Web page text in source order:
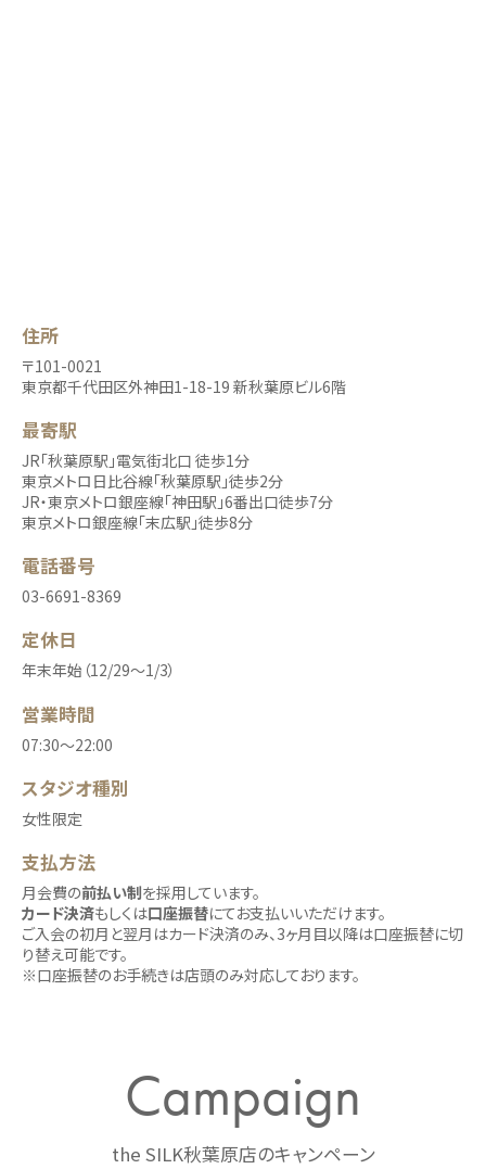
住所
〒101-0021
東京都千代田区外神田1-18-19 新秋葉原ビル6階
最寄駅
JR「秋葉原駅」電気街北口 徒歩1分
東京メトロ日比谷線「秋葉原駅」徒歩2分
JR・東京メトロ銀座線「神田駅」6番出口徒歩7分
東京メトロ銀座線「末広駅」徒歩8分
電話番号
03-6691-8369
定休日
年末年始（12/29～1/3）
営業時間
07:30〜22:00
スタジオ種別
女性限定
支払方法
月会費の前払い制を採用しています。
カード決済もしくは口座振替にてお支払いいただけます。
ご入会の初月と翌月はカード決済のみ、3ヶ月目以降は口座振替に切
り替え可能です。
※口座振替のお手続きは店頭のみ対応しております。
Campaign
the SILK秋葉原店のキャンペーン